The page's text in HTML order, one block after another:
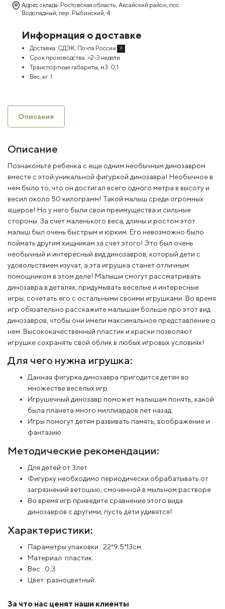
Адрес склада: Ростовская область, Аксайский район, пос.
Водопадный, пер. Рыбинский, 4
Информация о доставке
Доставка: СДЭК, Почта России ?
Срок производства: ≈2-3 недели
Транспортные габариты, м3: 0,1
Вес, кг: 1
Описание
Описание
Познакомьте ребенка с еще одним необычным динозавром
вместе с этой уникальной фигуркой динозавра! Необычное в
нем было то, что он достигал всего одного метра в высоту и
весил около 50 килограмм! Такой малыш среди огромных
ящеров! Но у него были свои преимущества и сильные
стороны. За счет маленького веса, длины и ростом этот
малыш был очень быстрым и юрким. Его невозможно было
поймать другим хищникам за счет этого! Это был очень
необычный и интересный вид динозавров, который дети с
удовольствием изучат, а эта игрушка станет отличным
помощником в этом деле! Малыши смогут рассматривать
динозавра в деталях, придумывать веселые и интересные
игры, сочетать его с остальными своими игрушками. Во время
игр обязательно расскажите малышам больше про этот вид
динозавров, чтобы они имели максимальное представление о
нем. Высококачественный пластик и краски позволяют
игрушке сохранять свой облик в любых игровых условиях!
Для чего нужна игрушка:
Данная фигурка динозавра пригодится детям во
множестве веселых игр.
Игрушечный динозавр поможет малышам понять, какой
была планета много миллиардов лет назад.
Игры помогут детям развивать память, воображение и
фантазию.
Методические рекомендации:
Для детей от 3лет
Фигурку необходимо периодически обрабатывать от
загрязнений ветошью, смоченной в мыльном растворе
Во время игр приведите сравнение этого вида
динозавров с другими, пусть дети удивятся!
Характеристики:
Параметры упаковки : 22*9.5*13см.
Материал: пластик.
Вес : 0,3.
Цвет: разноцветный.
За что нас ценят наши клиенты